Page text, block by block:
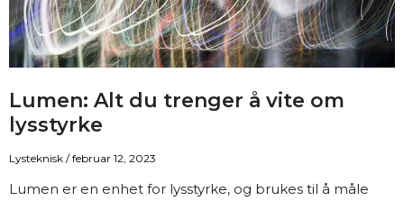
Lumen: Alt du trenger å vite om
lysstyrke
Lysteknisk /februar 12, 2023
Lumen er en enhet for lysstyrke, og brukes til å måle